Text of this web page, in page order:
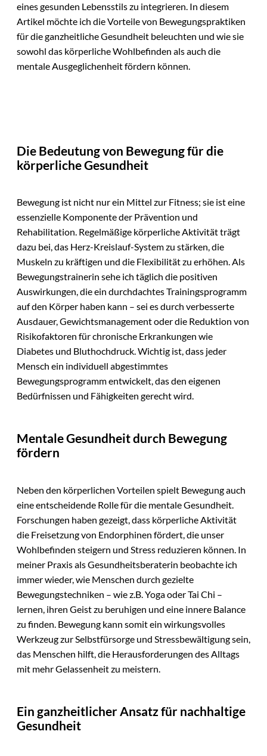
eines gesunden Lebensstils zu integrieren. In diesem
Artikel möchte ich die Vorteile von Bewegungspraktiken
für die ganzheitliche Gesundheit beleuchten und wie sie
sowohl das körperliche Wohlbefinden als auch die
mentale Ausgeglichenheit fördern können.
Die Bedeutung von Bewegung für die
körperliche Gesundheit
Bewegung ist nicht nur ein Mittel zur Fitness; sie ist eine
essenzielle Komponente der Prävention und
Rehabilitation. Regelmäßige körperliche Aktivität trägt
dazu bei, das Herz-Kreislauf-System zu stärken, die
Muskeln zu kräftigen und die Flexibilität zu erhöhen. Als
Bewegungstrainerin sehe ich täglich die positiven
Auswirkungen, die ein durchdachtes Trainingsprogramm
auf den Körper haben kann – sei es durch verbesserte
Ausdauer, Gewichtsmanagement oder die Reduktion von
Risikofaktoren für chronische Erkrankungen wie
Diabetes und Bluthochdruck. Wichtig ist, dass jeder
Mensch ein individuell abgestimmtes
Bewegungsprogramm entwickelt, das den eigenen
Bedürfnissen und Fähigkeiten gerecht wird.
Mentale Gesundheit durch Bewegung
fördern
Neben den körperlichen Vorteilen spielt Bewegung auch
eine entscheidende Rolle für die mentale Gesundheit.
Forschungen haben gezeigt, dass körperliche Aktivität
die Freisetzung von Endorphinen fördert, die unser
Wohlbefinden steigern und Stress reduzieren können. In
meiner Praxis als Gesundheitsberaterin beobachte ich
immer wieder, wie Menschen durch gezielte
Bewegungstechniken – wie z.B. Yoga oder Tai Chi –
lernen, ihren Geist zu beruhigen und eine innere Balance
zu finden. Bewegung kann somit ein wirkungsvolles
Werkzeug zur Selbstfürsorge und Stressbewältigung sein,
das Menschen hilft, die Herausforderungen des Alltags
mit mehr Gelassenheit zu meistern.
Ein ganzheitlicher Ansatz für nachhaltige
Gesundheit